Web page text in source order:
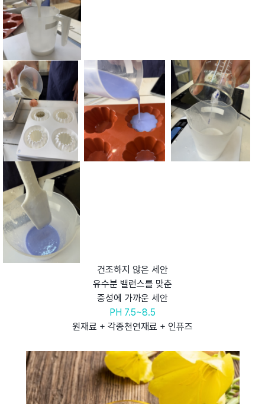
건조하지 않은 세안
유수분 밸런스를 맞춘
중성에 가까운 세안
PH 7.5~8.5
원재료 + 각종천연재료 + 인퓨즈